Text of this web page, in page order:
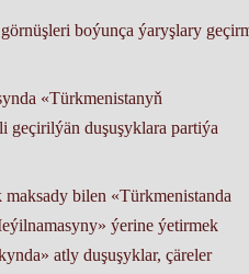
boýunça ýaryşlary
«Türkmenistanyň
geçirilýän duşuşyklara partiýa
bilen «Türkmenistanda
ýerine ýetirmek
atly duşuşyklar, çäreler